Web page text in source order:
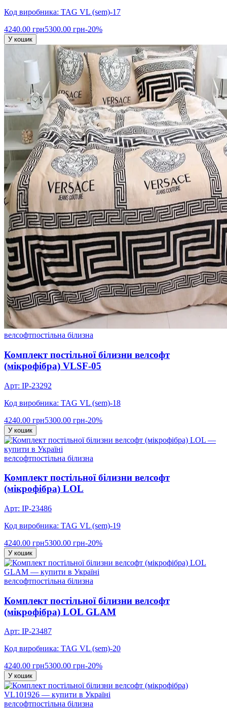
Код виробника: TAG VL (sem)-17
4240.00 грн5300.00 грн-20%
У кошик
велсофтпостільна білизна
Комплект постільної білизни велсофт
(мікрофібра) VLSF-05
Арт: IP-23292
Код виробника: TAG VL (sem)-18
4240.00 грн5300.00 грн-20%
У кошик
велсофтпостільна білизна
Комплект постільної білизни велсофт
(мікрофібра) LOL
Арт: IP-23486
Код виробника: TAG VL (sem)-19
4240.00 грн5300.00 грн-20%
У кошик
велсофтпостільна білизна
Комплект постільної білизни велсофт
(мікрофібра) LOL GLAM
Арт: IP-23487
Код виробника: TAG VL (sem)-20
4240.00 грн5300.00 грн-20%
У кошик
велсофтпостільна білизна